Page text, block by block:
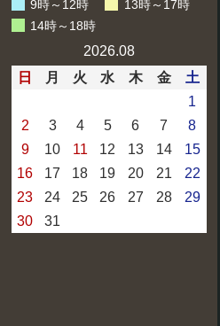
9時～12時
13時～17時
14時～18時
2026.08
日
月 火 水 木 金
土
1
2
3 4 5 6 7
8
9
10 11 12 13 14
15
16
17 18 19 20 21
22
23
24 25 26 27 28
29
30
31